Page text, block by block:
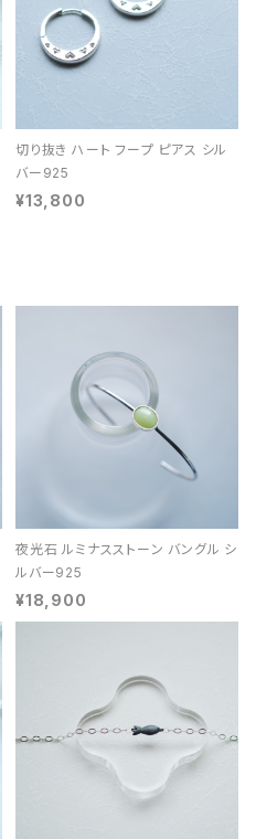
切り抜き ハート フープ ピアス シル
バー925
¥13,800
夜光石 ルミナスストーン バングル シ
ルバー925
¥18,900